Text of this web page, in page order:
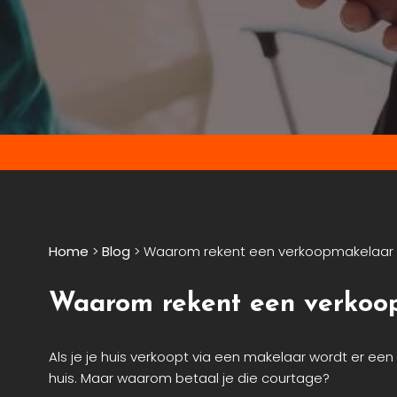
Home > Blog > Waarom rekent een
Waarom rekent een
Als je je huis verkoopt via een makelaar wordt er
huis. Maar waarom betaal je die courtage?